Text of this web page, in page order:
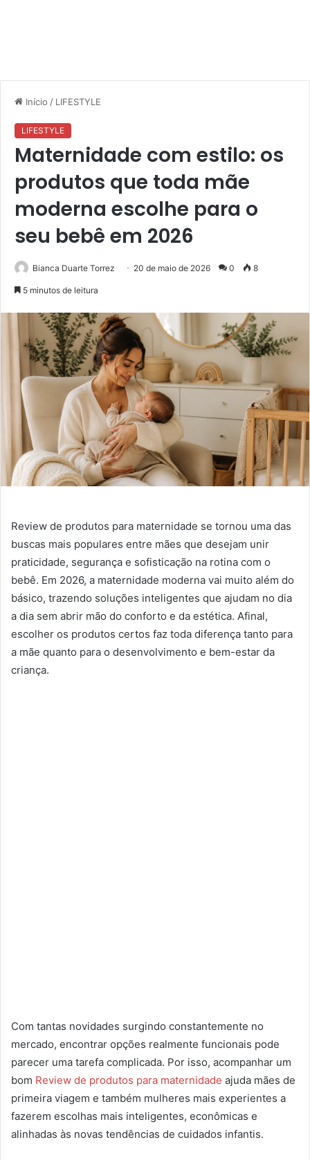
Início / LIFESTYLE
LIFESTYLE
Maternidade com estilo: os
produtos que toda mãe
moderna escolhe para o
seu bebê em 2026
Bianca Duarte Torrez 20 de maio de 2026 0 8
5 minutos de leitura
Review de produtos para maternidade se tornou uma das
buscas mais populares entre mães que desejam unir
praticidade, segurança e sofisticação na rotina com o
bebê. Em 2026, a maternidade moderna vai muito além do
básico, trazendo soluções inteligentes que ajudam no dia
a dia sem abrir mão do conforto e da estética. Afinal,
escolher os produtos certos faz toda diferença tanto para
a mãe quanto para o desenvolvimento e bem-estar da
criança.
Com tantas novidades surgindo constantemente no
mercado, encontrar opções realmente funcionais pode
parecer uma tarefa complicada. Por isso, acompanhar um
bom Review de produtos para maternidade ajuda mães de
primeira viagem e também mulheres mais experientes a
fazerem escolhas mais inteligentes, econômicas e
alinhadas às novas tendências de cuidados infantis.